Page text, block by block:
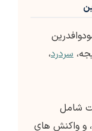
سردرد،
شامل
و واکنش های